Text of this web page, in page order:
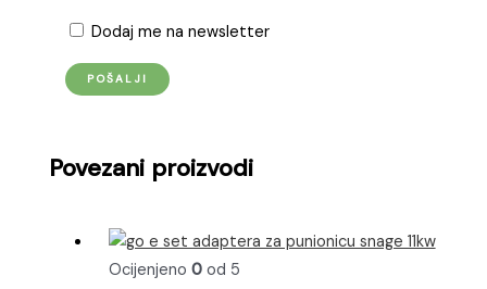
Dodaj me na newsletter
Povezani proizvodi
Ocijenjeno 0od 5